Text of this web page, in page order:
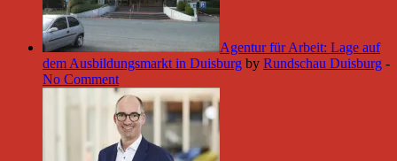
Agentur für Arbeit: Lage auf
dem Ausbildungsmarkt in Duisburg by Rundschau Duisburg -
No Comment